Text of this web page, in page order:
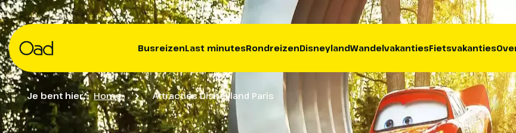
BusreizenLast minutesRondreizenDisneylandWandelvakantiesFietsvakanties
Je bent hier: Home Attracties Disneyland Paris